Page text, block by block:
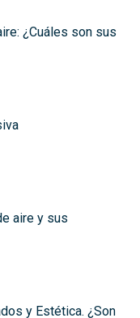
¿Cuáles son sus
aire y sus
y Estética. ¿Son